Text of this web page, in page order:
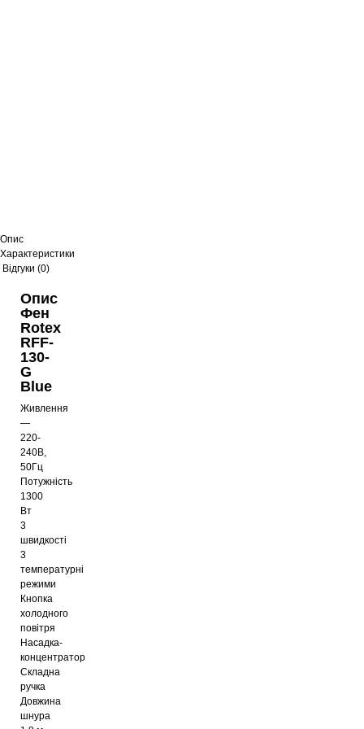
Опис
Характеристики
Відгуки (0)
Опис
Фен
Rotex
RFF-
130-
G
Blue
Живлення
—
220-
240В,
50Гц
Потужність
1300
Вт
3
швидкості
3
температурні
режими
Кнопка
холодного
повітря
Насадка-
концентратор
Складна
ручка
Довжина
шнура